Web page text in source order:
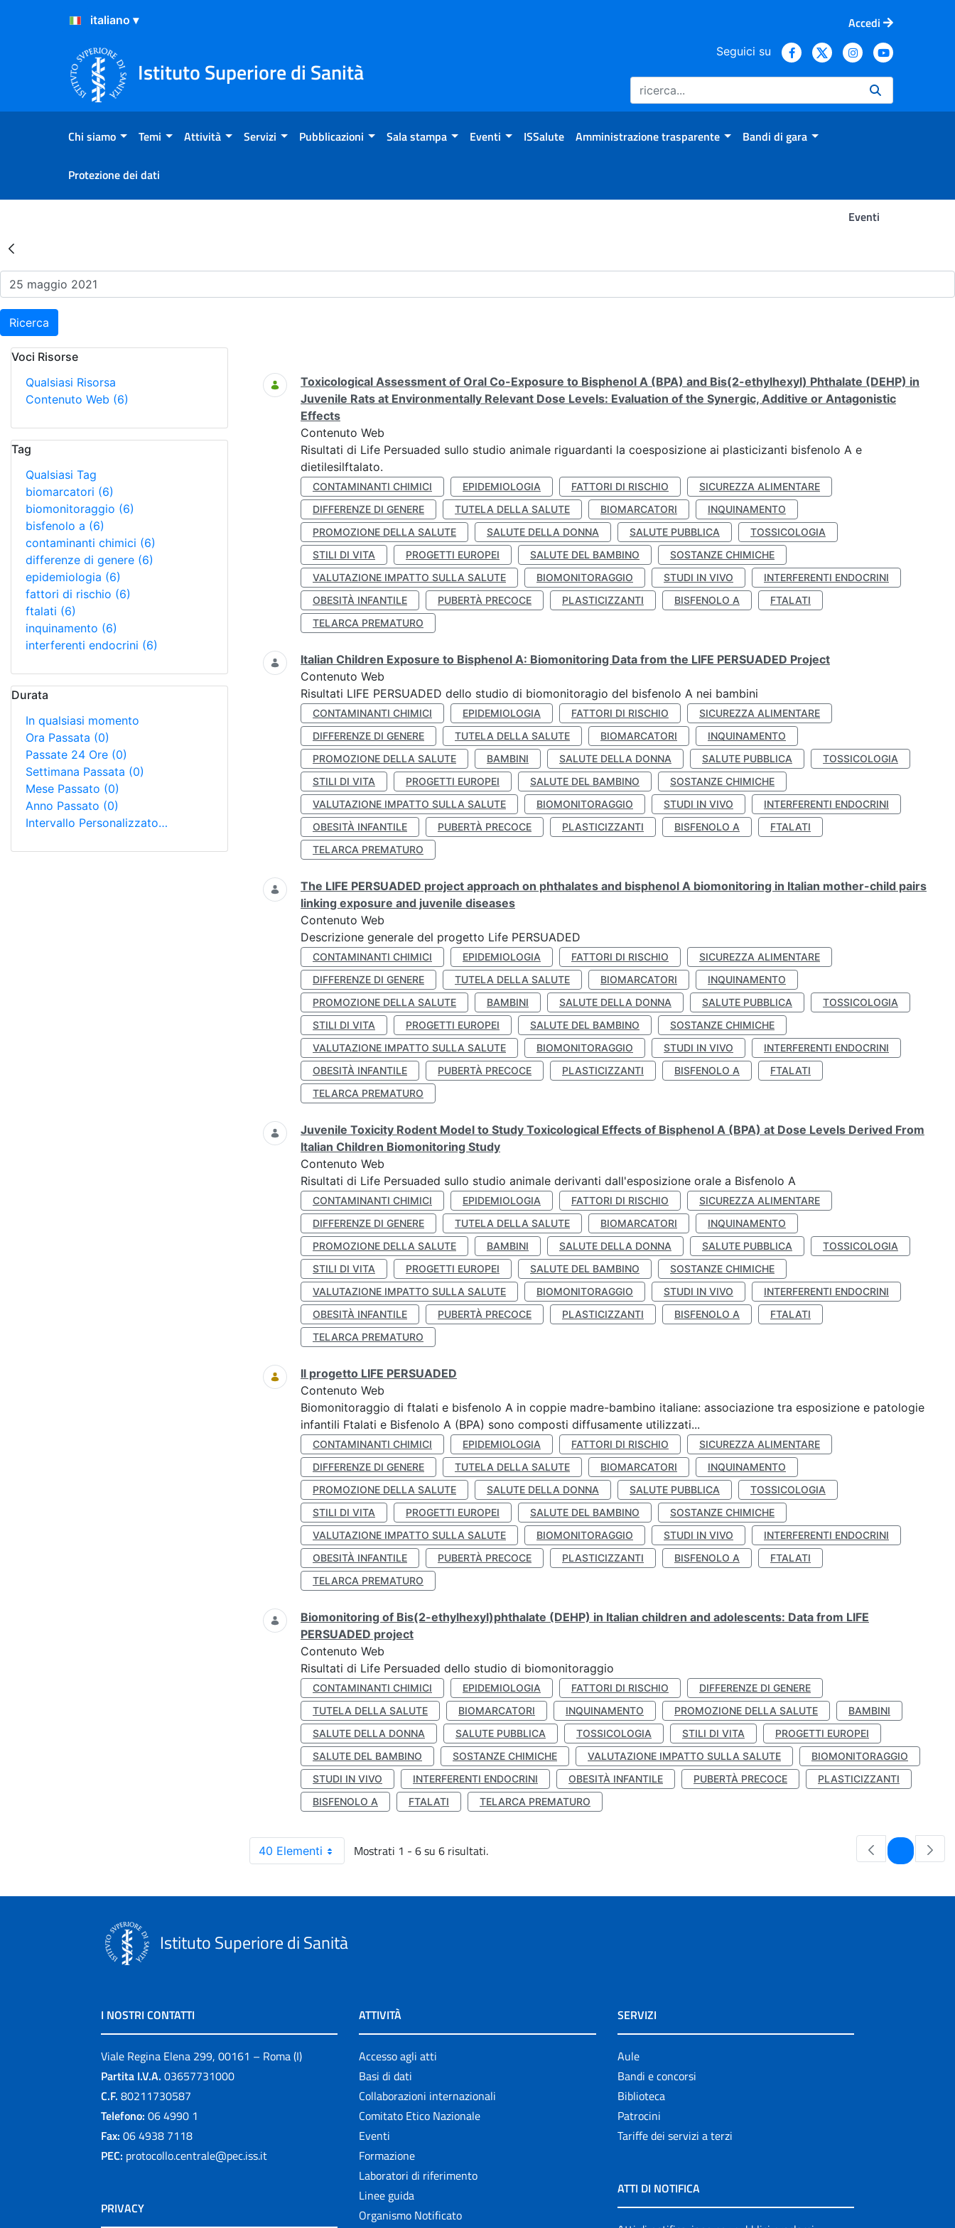
Salta al Contenuto
Salta al Footer
Accedi
Istituto Superiore di Sanità
Seguici su
Chi siamo Temi Attività Servizi Pubblicazioni Sala stampa Eventi ISSalute Amministrazione trasparente Bandi di gara
Protezione dei dati
Eventi
Risultati della Ricerca - Eventi
Ricerca
Voci Risorse
Qualsiasi Risorsa
Contenuto Web (6)
Tag
Qualsiasi Tag
biomarcatori (6)
biomonitoraggio (6)
bisfenolo a (6)
contaminanti chimici (6)
differenze di genere (6)
epidemiologia (6)
fattori di rischio (6)
ftalati (6)
inquinamento (6)
interferenti endocrini (6)
Durata
In qualsiasi momento
Ora Passata (0)
Passate 24 Ore (0)
Settimana Passata (0)
Mese Passato (0)
Anno Passato (0)
Intervallo Personalizzato…
Ricerca
Toxicological Assessment of Oral Co-Exposure to Bisphenol A (BPA) and Bis(2-ethylhexyl) Phthalate (DEHP) in
Juvenile Rats at Environmentally Relevant Dose Levels: Evaluation of the Synergic, Additive or Antagonistic
Effects
Contenuto Web
Risultati di Life Persuaded sullo studio animale riguardanti la coesposizione ai plasticizanti bisfenolo A e
dietilesilftalato.
CONTAMINANTI CHIMICI EPIDEMIOLOGIA FATTORI DI RISCHIO
SICUREZZA ALIMENTARE
DIFFERENZE DI GENERE
TUTELA DELLA SALUTE BIOMARCATORI
INQUINAMENTO
PROMOZIONE DELLA SALUTE
SALUTE DELLA DONNA SALUTE PUBBLICA
TOSSICOLOGIA
STILI DI VITA
PROGETTI EUROPEI SALUTE DEL BAMBINO
SOSTANZE CHIMICHE
VALUTAZIONE IMPATTO SULLA SALUTE
BIOMONITORAGGIO STUDI IN VIVO
INTERFERENTI ENDOCRINI
OBESITÀ INFANTILE
PUBERTÀ PRECOCE PLASTICIZZANTI BISFENOLO A
FTALATI
TELARCA PREMATURO
Italian Children Exposure to Bisphenol A: Biomonitoring Data from the LIFE PERSUADED Project
Contenuto Web
Risultati LIFE PERSUADED dello studio di biomonitoragio del bisfenolo A nei bambini
CONTAMINANTI CHIMICI EPIDEMIOLOGIA FATTORI DI RISCHIO
SICUREZZA ALIMENTARE
DIFFERENZE DI GENERE
TUTELA DELLA SALUTE BIOMARCATORI
INQUINAMENTO
PROMOZIONE DELLA SALUTE
BAMBINI SALUTE DELLA DONNA SALUTE PUBBLICA
TOSSICOLOGIA
STILI DI VITA
PROGETTI EUROPEI SALUTE DEL BAMBINO
SOSTANZE CHIMICHE
VALUTAZIONE IMPATTO SULLA SALUTE
BIOMONITORAGGIO STUDI IN VIVO
INTERFERENTI ENDOCRINI
OBESITÀ INFANTILE
PUBERTÀ PRECOCE PLASTICIZZANTI BISFENOLO A
FTALATI
TELARCA PREMATURO
The LIFE PERSUADED project approach on phthalates and bisphenol A biomonitoring in Italian mother-child pairs
linking exposure and juvenile diseases
Contenuto Web
Descrizione generale del progetto Life PERSUADED
CONTAMINANTI CHIMICI EPIDEMIOLOGIA FATTORI DI RISCHIO
SICUREZZA ALIMENTARE
DIFFERENZE DI GENERE
TUTELA DELLA SALUTE BIOMARCATORI
INQUINAMENTO
PROMOZIONE DELLA SALUTE
BAMBINI SALUTE DELLA DONNA SALUTE PUBBLICA
TOSSICOLOGIA
STILI DI VITA
PROGETTI EUROPEI SALUTE DEL BAMBINO
SOSTANZE CHIMICHE
VALUTAZIONE IMPATTO SULLA SALUTE
BIOMONITORAGGIO STUDI IN VIVO
INTERFERENTI ENDOCRINI
OBESITÀ INFANTILE
PUBERTÀ PRECOCE PLASTICIZZANTI BISFENOLO A
FTALATI
TELARCA PREMATURO
Juvenile Toxicity Rodent Model to Study Toxicological Effects of Bisphenol A (BPA) at Dose Levels Derived From
Italian Children Biomonitoring Study
Contenuto Web
Risultati di Life Persuaded sullo studio animale derivanti dall'esposizione orale a Bisfenolo A
CONTAMINANTI CHIMICI EPIDEMIOLOGIA FATTORI DI RISCHIO
SICUREZZA ALIMENTARE
DIFFERENZE DI GENERE
TUTELA DELLA SALUTE BIOMARCATORI
INQUINAMENTO
PROMOZIONE DELLA SALUTE
BAMBINI SALUTE DELLA DONNA SALUTE PUBBLICA
TOSSICOLOGIA
STILI DI VITA
PROGETTI EUROPEI SALUTE DEL BAMBINO
SOSTANZE CHIMICHE
VALUTAZIONE IMPATTO SULLA SALUTE
BIOMONITORAGGIO STUDI IN VIVO
INTERFERENTI ENDOCRINI
OBESITÀ INFANTILE
PUBERTÀ PRECOCE PLASTICIZZANTI BISFENOLO A
FTALATI
TELARCA PREMATURO
Il progetto LIFE PERSUADED
Contenuto Web
Biomonitoraggio di ftalati e bisfenolo A in coppie madre-bambino italiane: associazione tra esposizione e patologie
infantili Ftalati e Bisfenolo A (BPA) sono composti diffusamente utilizzati...
CONTAMINANTI CHIMICI EPIDEMIOLOGIA FATTORI DI RISCHIO
SICUREZZA ALIMENTARE
DIFFERENZE DI GENERE
TUTELA DELLA SALUTE BIOMARCATORI
INQUINAMENTO
PROMOZIONE DELLA SALUTE
SALUTE DELLA DONNA SALUTE PUBBLICA
TOSSICOLOGIA
STILI DI VITA
PROGETTI EUROPEI SALUTE DEL BAMBINO
SOSTANZE CHIMICHE
VALUTAZIONE IMPATTO SULLA SALUTE
BIOMONITORAGGIO STUDI IN VIVO
INTERFERENTI ENDOCRINI
OBESITÀ INFANTILE
PUBERTÀ PRECOCE PLASTICIZZANTI BISFENOLO A
FTALATI
TELARCA PREMATURO
Biomonitoring of Bis(2-ethylhexyl)phthalate (DEHP) in Italian children and adolescents: Data from LIFE
PERSUADED project
Contenuto Web
Risultati di Life Persuaded dello studio di biomonitoraggio
CONTAMINANTI CHIMICI EPIDEMIOLOGIA FATTORI DI RISCHIO
DIFFERENZE DI GENERE
TUTELA DELLA SALUTE
BIOMARCATORI INQUINAMENTO PROMOZIONE DELLA SALUTE
BAMBINI
SALUTE DELLA DONNA
SALUTE PUBBLICA TOSSICOLOGIA STILI DI VITA
PROGETTI EUROPEI
SALUTE DEL BAMBINO
SOSTANZE CHIMICHE VALUTAZIONE IMPATTO SULLA SALUTE
BIOMONITORAGGIO
STUDI IN VIVO
INTERFERENTI ENDOCRINI OBESITÀ INFANTILE PUBERTÀ PRECOCE
PLASTICIZZANTI
BISFENOLO A
FTALATI TELARCA PREMATURO
40 Elementi Mostrati 1 - 6 su 6 risultati. Pagina
Istituto Superiore di Sanità
I NOSTRI CONTATTI
Viale Regina Elena 299, 00161 – Roma (I)
Partita I.V.A. 03657731000
C.F. 80211730587
Telefono: 06 4990 1
Fax: 06 4938 7118
PEC: protocollo.centrale@pec.iss.it
PRIVACY
ATTIVITÀ
Accesso agli atti
Basi di dati
Collaborazioni internazionali
Comitato Etico Nazionale
Eventi
Formazione
Laboratori di riferimento
Linee guida
Organismo Notificato
SERVIZI
Aule
Bandi e concorsi
Biblioteca
Patrocini
Tariffe dei servizi a terzi
ATTI DI NOTIFICA